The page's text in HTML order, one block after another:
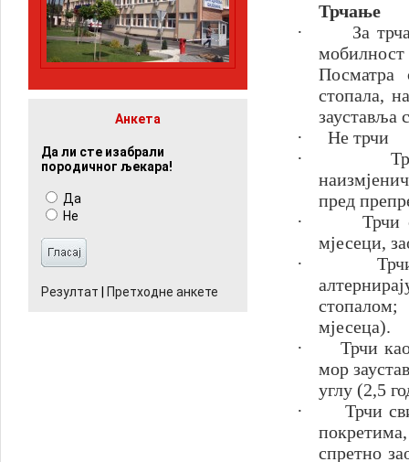
Анкета
Да ли сте изабрали
породичног љекара!
Да
Не
Резултат Претходне анкете
Трчање
·
За
Посматра
стопала,
зауставља
·
Не трчи
·
пред
·
Трчи
мјесеци,
·
мјесеца).
·
Трчи
мор
углу (2,5
·
Трчи
спретно